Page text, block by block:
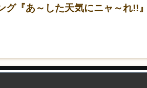
『あ～した天気にニャ～れ!!